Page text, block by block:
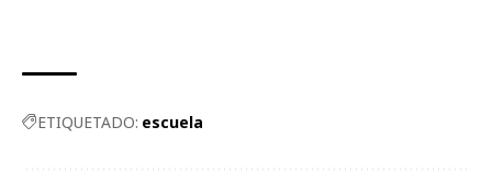
ETIQUETADO: escuela